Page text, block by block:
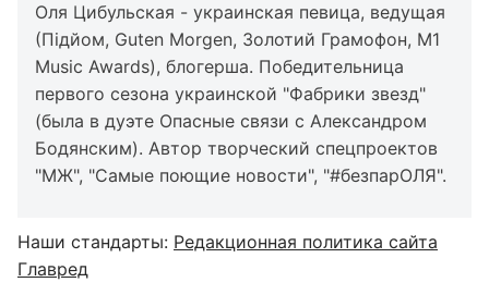
Оля Цибульская - украинская певица, ведущая
(Підйом, Guten Morgen, Золотий Грамофон, M1
Music Awards), блогерша. Победительница
первого сезона украинской "Фабрики звезд"
(была в дуэте Опасные связи с Александром
Бодянским). Автор творческий спецпроектов
"МЖ", "Самые поющие новости", "#безпарОЛЯ".
Наши стандарты: Редакционная политика сайта
Главред